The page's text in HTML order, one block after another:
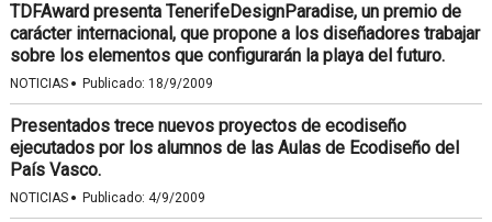
TDFAward presenta TenerifeDesignParadise, un premio de
carácter internacional, que propone a los diseñadores trabajar
sobre los elementos que configurarán la playa del futuro.
NOTICIAS · Publicado: 18/9/2009
Presentados trece nuevos proyectos de ecodiseño
ejecutados por los alumnos de las Aulas de Ecodiseño del
País Vasco.
NOTICIAS · Publicado: 4/9/2009